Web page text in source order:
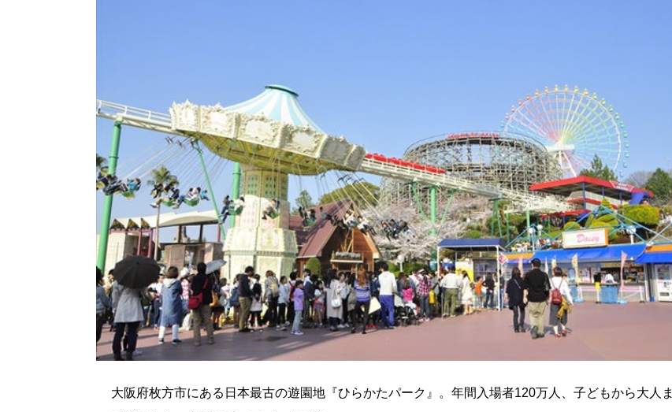
大阪府枚方市にある日本最古の遊園地『ひらかたパーク』。年間入場者120万人、子どもから大人ま